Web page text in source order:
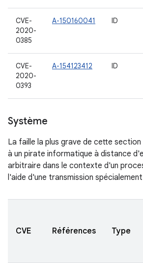
CVE-
2020-
0385
A-150160041 ID
CVE-
2020-
0393
A-154123412 ID
Système
La faille la plus grave de cette
à un pirate informatique à distance
arbitraire dans le contexte d'un
l'aide d'une transmission
CVE Références Type